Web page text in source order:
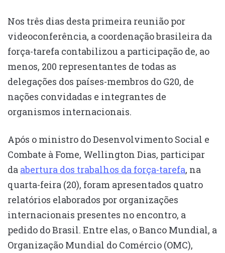
Nos três dias desta primeira reunião por
videoconferência, a coordenação brasileira da
força-tarefa contabilizou a participação de, ao
menos, 200 representantes de todas as
delegações dos países-membros do G20, de
nações convidadas e integrantes de
organismos internacionais.
Após o ministro do Desenvolvimento Social e
Combate à Fome, Wellington Dias, participar
da abertura dos trabalhos da força-tarefa, na
quarta-feira (20), foram apresentados quatro
relatórios elaborados por organizações
internacionais presentes no encontro, a
pedido do Brasil. Entre elas, o Banco Mundial, a
Organização Mundial do Comércio (OMC),